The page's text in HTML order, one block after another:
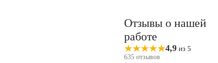
Отзывы о нашей
работе
4,9 из 5
635 отзывов